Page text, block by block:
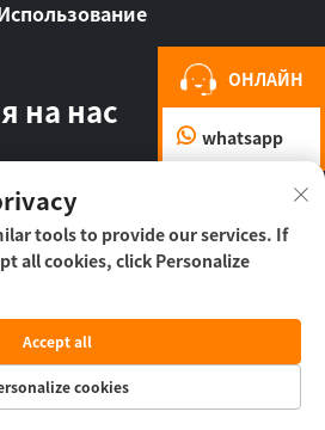
ОНЛАЙН
whatsapp
на нас
Бихолл Байолоджикл
2026 г. -
tools to provide our services. If
all cookies, click Personalize
cookies
Accept all